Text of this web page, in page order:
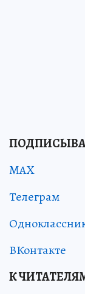
MAX
Телеграм
ВКонтакте
К